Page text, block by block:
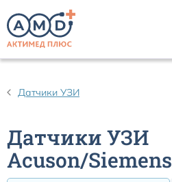
Датчики УЗИ
Датчики УЗИ
Acuson/Siemens
Датчики ЭЭГ BIS